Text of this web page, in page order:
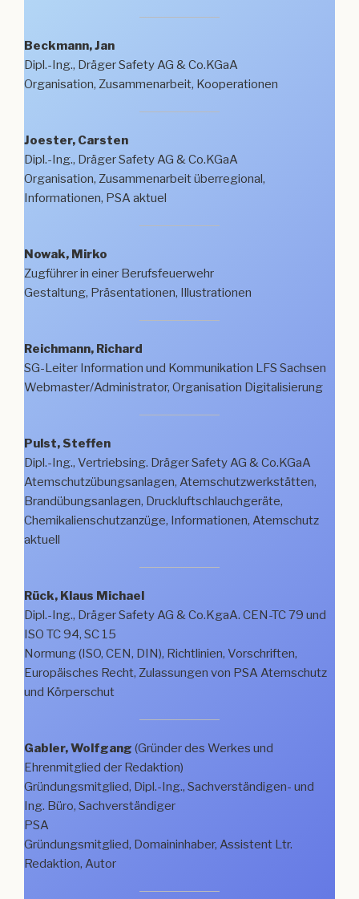
Beckmann, Jan
Dipl.-Ing., Dräger Safety AG & Co.KGaA
Organisation, Zusammenarbeit, Kooperationen
Joester, Carsten
Dipl.-Ing., Dräger Safety AG & Co.KGaA
Organisation, Zusammenarbeit überregional,
Informationen, PSA aktuel
Nowak, Mirko
Zugführer in einer Berufsfeuerwehr
Gestaltung, Präsentationen, Illustrationen
Reichmann, Richard
SG-Leiter Information und Kommunikation LFS Sachsen
Webmaster/Administrator, Organisation Digitalisierung
Pulst, Steffen
Dipl.-Ing., Vertriebsing. Dräger Safety AG & Co.KGaA
Atemschutzübungsanlagen, Atemschutzwerkstätten,
Brandübungsanlagen, Druckluftschlauchgeräte,
Chemikalienschutzanzüge, Informationen, Atemschutz
aktuell
Rück, Klaus Michael
Dipl.-Ing., Dräger Safety AG & Co.KgaA. CEN-TC 79 und
ISO TC 94, SC 15
Normung (ISO, CEN, DIN), Richtlinien, Vorschriften,
Europäisches Recht, Zulassungen von PSA Atemschutz
und Körperschut
Gabler, Wolfgang (Gründer des Werkes und
Ehrenmitglied der Redaktion)
Gründungsmitglied, Dipl.-Ing., Sachverständigen- und
Ing. Büro, Sachverständiger
PSA
Gründungsmitglied, Domaininhaber, Assistent Ltr.
Redaktion, Autor